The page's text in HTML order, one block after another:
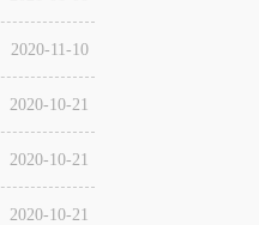
2020-11-10
2020-10-21
2020-10-21
2020-10-21